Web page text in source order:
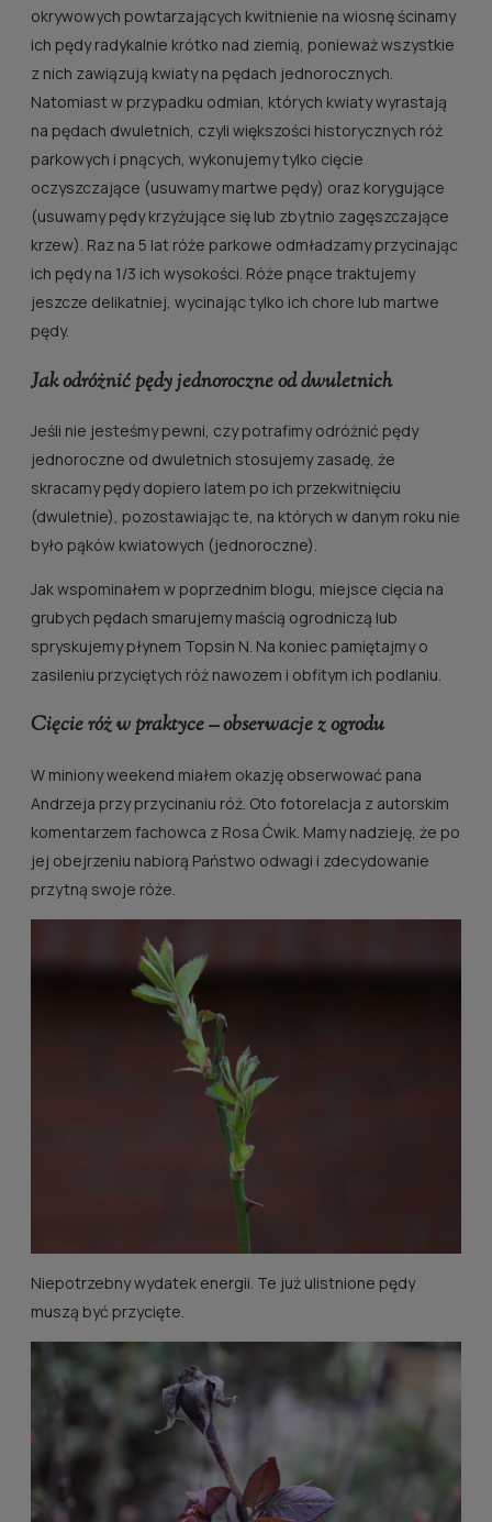
okrywowych powtarzających kwitnienie na wiosnę ścinamy
ich pędy radykalnie krótko nad ziemią, ponieważ wszystkie
z nich zawiązują kwiaty na pędach jednorocznych.
Natomiast w przypadku odmian, których kwiaty wyrastają
na pędach dwuletnich, czyli większości historycznych róż
parkowych i pnących, wykonujemy tylko cięcie
oczyszczające (usuwamy martwe pędy) oraz korygujące
(usuwamy pędy krzyżujące się lub zbytnio zagęszczające
krzew). Raz na 5 lat róże parkowe odmładzamy przycinając
ich pędy na 1/3 ich wysokości. Róże pnące traktujemy
jeszcze delikatniej, wycinając tylko ich chore lub martwe
pędy.
Jak odróżnić pędy jednoroczne od dwuletnich
Jeśli nie jesteśmy pewni, czy potrafimy odróżnić pędy
jednoroczne od dwuletnich stosujemy zasadę, że
skracamy pędy dopiero latem po ich przekwitnięciu
(dwuletnie), pozostawiając te, na których w danym roku nie
było pąków kwiatowych (jednoroczne).
Jak wspominałem w poprzednim blogu, miejsce cięcia na
grubych pędach smarujemy maścią ogrodniczą lub
spryskujemy płynem Topsin N. Na koniec pamiętajmy o
zasileniu przyciętych róż nawozem i obfitym ich podlaniu.
Cięcie róż w praktyce – obserwacje z ogrodu
W miniony weekend miałem okazję obserwować pana
Andrzeja przy przycinaniu róż. Oto fotorelacja z autorskim
komentarzem fachowca z Rosa Ćwik. Mamy nadzieję, że po
jej obejrzeniu nabiorą Państwo odwagi i zdecydowanie
przytną swoje róże.
Niepotrzebny wydatek energii. Te już ulistnione pędy
muszą być przycięte.